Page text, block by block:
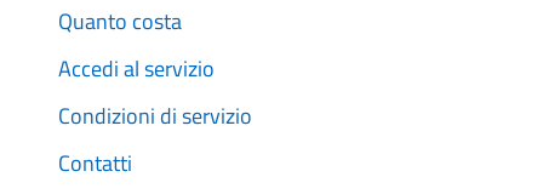
Quanto costa
Accedi al servizio
Condizioni di servizio
Contatti